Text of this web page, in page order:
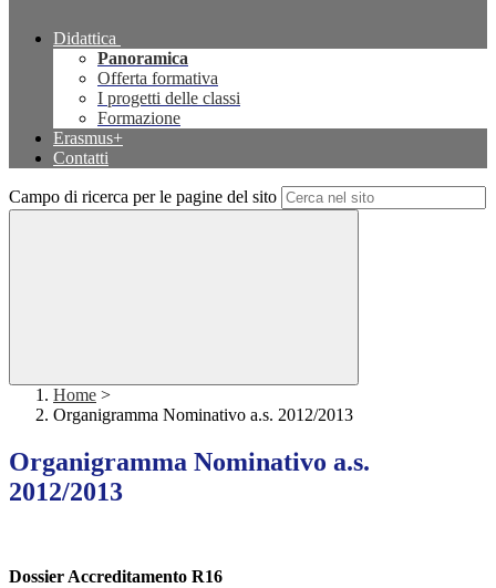
Didattica
Panoramica
Offerta formativa
I progetti delle classi
Formazione
Erasmus+
Contatti
Campo di ricerca per le pagine del sito
Home >
Organigramma Nominativo a.s. 2012/2013
Organigramma Nominativo a.s.
2012/2013
Dossier Accreditamento R16